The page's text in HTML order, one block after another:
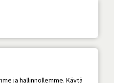
ja hallinnollemme. Käytä